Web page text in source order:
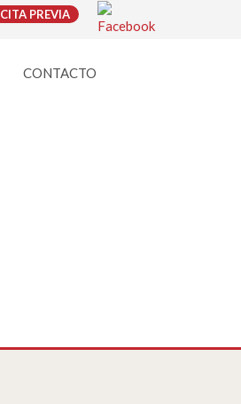
CITA PREVIA
CONTACTO